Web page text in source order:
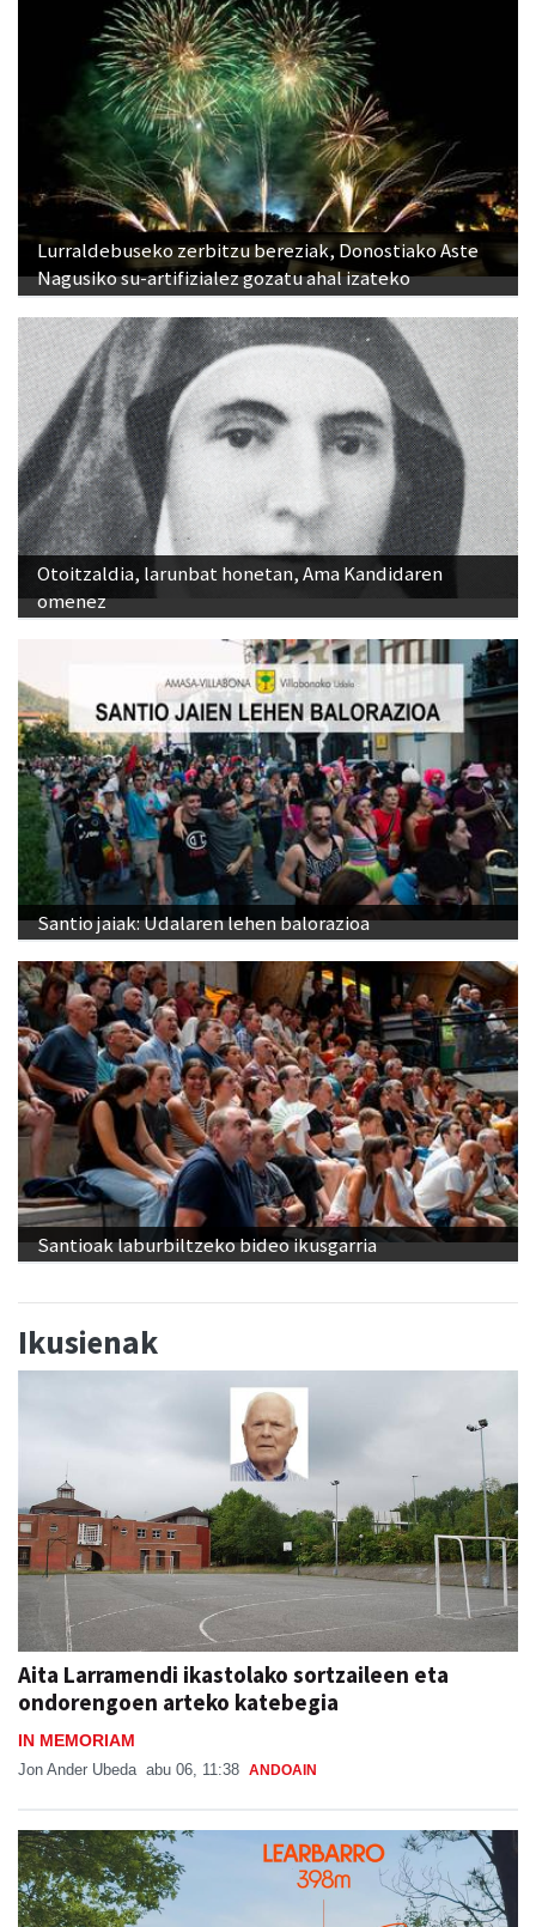
Lurraldebuseko zerbitzu bereziak, Donostiako Aste
Nagusiko su-artifizialez gozatu ahal izateko
Otoitzaldia, larunbat honetan, Ama Kandidaren
omenez
Santio jaiak: Udalaren lehen balorazioa
Santioak laburbiltzeko bideo ikusgarria
Ikusienak
Aita Larramendi ikastolako sortzaileen eta
ondorengoen arteko katebegia
IN MEMORIAM
Jon Ander Ubeda abu 06, 11:38 ANDOAIN